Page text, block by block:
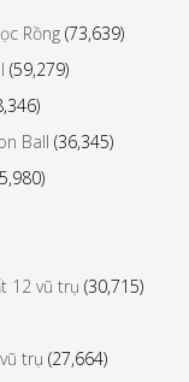
Rồng (73,639)
(59,279)
Ball (36,345)
12 vũ trụ (30,715)
trụ (27,664)